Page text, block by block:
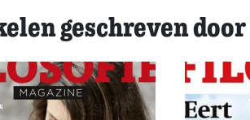
geschreven